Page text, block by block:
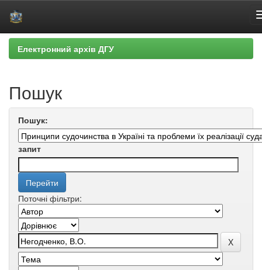
Skip
navigation
Електронний архів ДГУ
Пошук
Пошук:
запит
Поточні фільтри: